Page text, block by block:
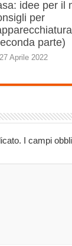
idee per il
per
parte)
27 Aprile 2022
I campi